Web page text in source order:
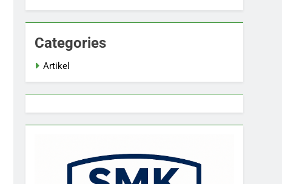
Categories
Artikel